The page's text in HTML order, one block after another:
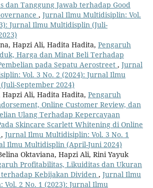
dan Tanggung Jawab terhadap Good
, Jurnal Ilmu Multidisiplin: Vol.
Jurnal Ilmu Multidisplin (Juli-
Hapzi Ali, Hadita Hadita, Pengaruh
Harga dan Minat Beli Terhadap
pada Sepatu Aerostreet , Jurnal
Vol. 3 No. 2 (2024): Jurnal Ilmu
September 2024)
Hapzi Ali, Hadita Hadita, Pengaruh
Online Customer Review, dan
Ulang Terhadap Kepercayaan
Skincare Scarlett Whitening di Online
, Jurnal Ilmu Multidisiplin: Vol. 3 No. 1
Ilmu Multidisplin (April-Juni 2024)
Oktaviana, Hapzi Ali, Rini Yayuk
Profitabilitas, Likuiditas dan Ukuran
terhadap Kebijakan Dividen , Jurnal Ilmu
Vol. 2 No. 1 (2023): Jurnal Ilmu